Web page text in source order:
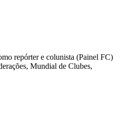
repórter e colunista (Painel FC)
Mundial de Clubes,